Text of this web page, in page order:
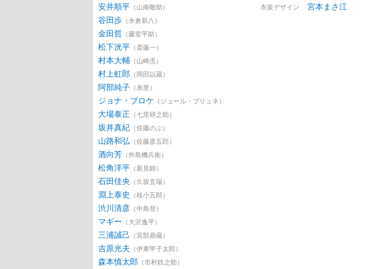
安井順平 （山南敬助）
谷田歩 （永倉新八）
金田哲 （藤堂平助）
松下洸平 （斎藤一）
村本大輔 （山崎烝）
村上虹郎 （岡田以蔵）
阿部純子 （糸里）
ジョナ・ブロケ （ジュール・ブリュネ）
大場泰正 （七里研之助）
坂井真紀 （佐藤のぶ）
山路和弘 （佐藤彦五郎）
酒向芳 （外島機兵衛）
松角洋平 （新見錦）
石田佳央 （久坂玄瑞）
淵上泰史 （桂小五郎）
渋川清彦 （中島登）
マギー （大沢逸平）
三浦誠己 （宮部鼎蔵）
吉原光夫 （伊東甲子太郎）
森本慎太郎 （市村鉄之助）
衣装デザイン 宮本まさ江